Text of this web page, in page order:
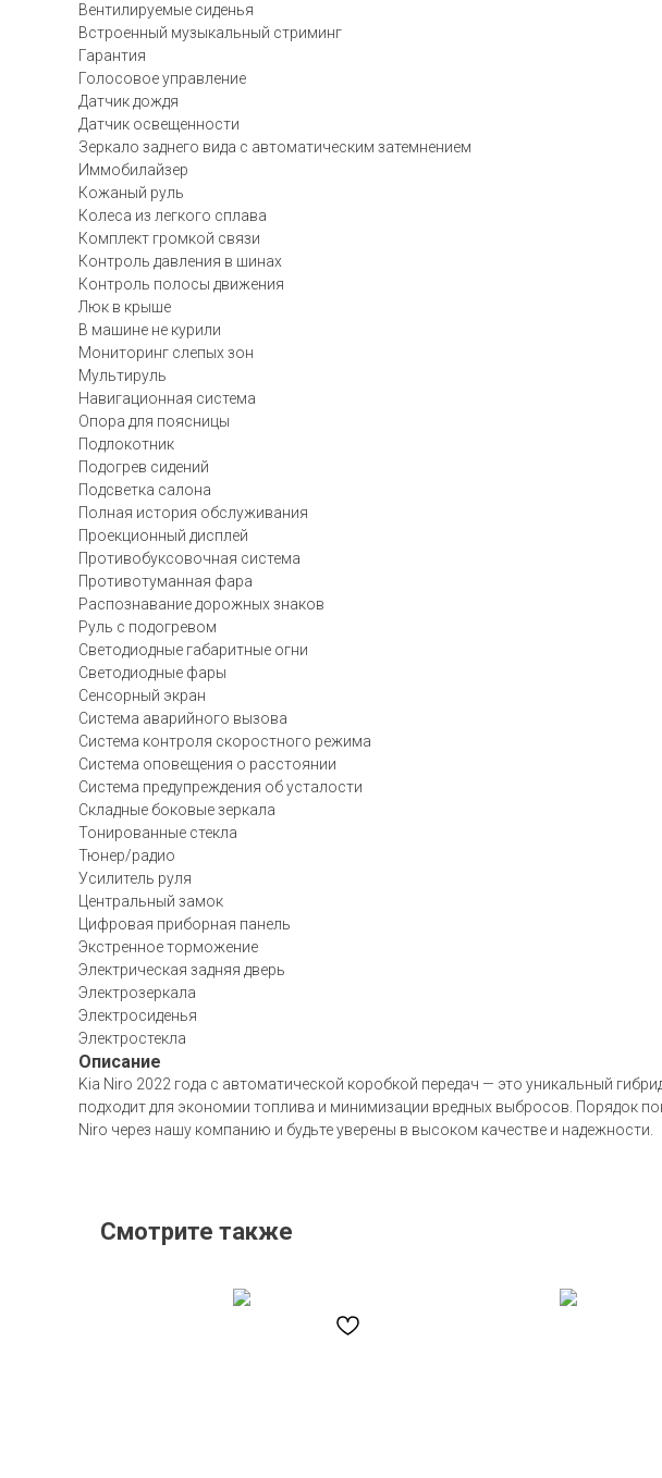
Вентилируемые сиденья
Встроенный музыкальный стриминг
Гарантия
Голосовое управление
Датчик дождя
Датчик освещенности
Зеркало заднего вида с автоматическим затемнением
Иммобилайзер
Кожаный руль
Колеса из легкого сплава
Комплект громкой связи
Контроль давления в шинах
Контроль полосы движения
Люк в крыше
В машине не курили
Мониторинг слепых зон
Мультируль
Навигационная система
Опора для поясницы
Подлокотник
Подогрев сидений
Подсветка салона
Полная история обслуживания
Проекционный дисплей
Противобуксовочная система
Противотуманная фара
Распознавание дорожных знаков
Руль с подогревом
Светодиодные габаритные огни
Светодиодные фары
Сенсорный экран
Система аварийного вызова
Система контроля скоростного режима
Система оповещения о расстоянии
Система предупреждения об усталости
Складные боковые зеркала
Тонированные стекла
Тюнер/радио
Усилитель руля
Центральный замок
Цифровая приборная панель
Экстренное торможение
Электрическая задняя дверь
Электрозеркала
Электросиденья
Электростекла
Описание
Kia Niro 2022 года с автоматической коробкой передач — это уникальный
подходит для экономии топлива и минимизации вредных выбросов. Порядок
Niro через нашу компанию и будьте уверены в высоком качестве и надежности.
Смотрите также